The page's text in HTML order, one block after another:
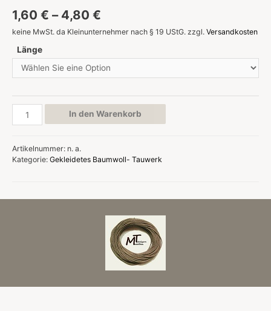
1,60 € – 4,80 €
keine MwSt. da Kleinunternehmer nach § 19 UStG. zzgl. Versandkosten
Länge
gekleidet,
dunkelbraun
In den Warenkorb
Artikelnummer: n. a.
Kategorie: Gekleidetes Baumwoll- Tauwerk